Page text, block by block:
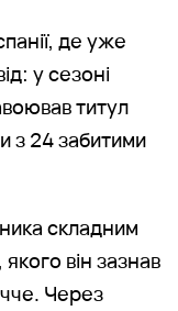
де уже
у сезоні
титул
з 24 забитими
складним
він зазнав
Через